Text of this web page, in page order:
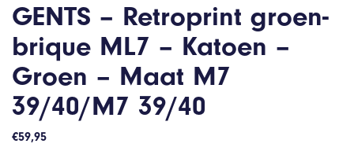
GENTS – Retroprint groen-
brique ML7 – Katoen –
Groen – Maat M7
39/40/M7 39/40
€59,95